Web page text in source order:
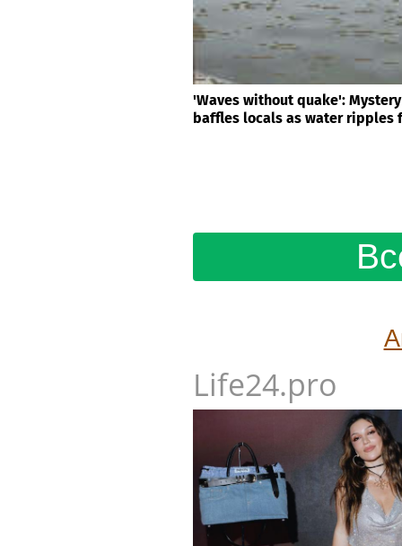
'Waves without quake':
baffles locals as water ripples
Life24.pro